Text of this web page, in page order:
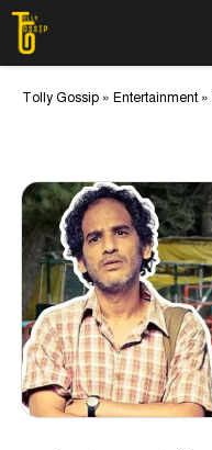
Skip
content
Tolly Gossip » Entertainment »